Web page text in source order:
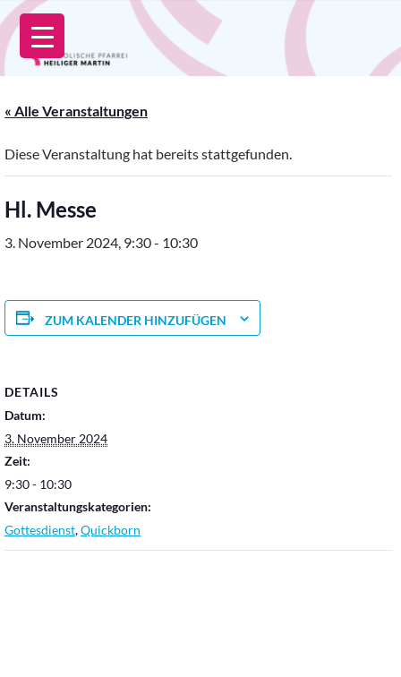
Zum
Inhalt
springen
« Alle Veranstaltungen
Diese Veranstaltung hat bereits stattgefunden.
Hl. Messe
3. November 2024, 9:30- 10:30
ZUM KALENDER HINZUFÜGEN
DETAILS
Datum:
3. November 2024
Zeit:
9:30 - 10:30
Veranstaltungskategorien:
Gottesdienst,Quickborn